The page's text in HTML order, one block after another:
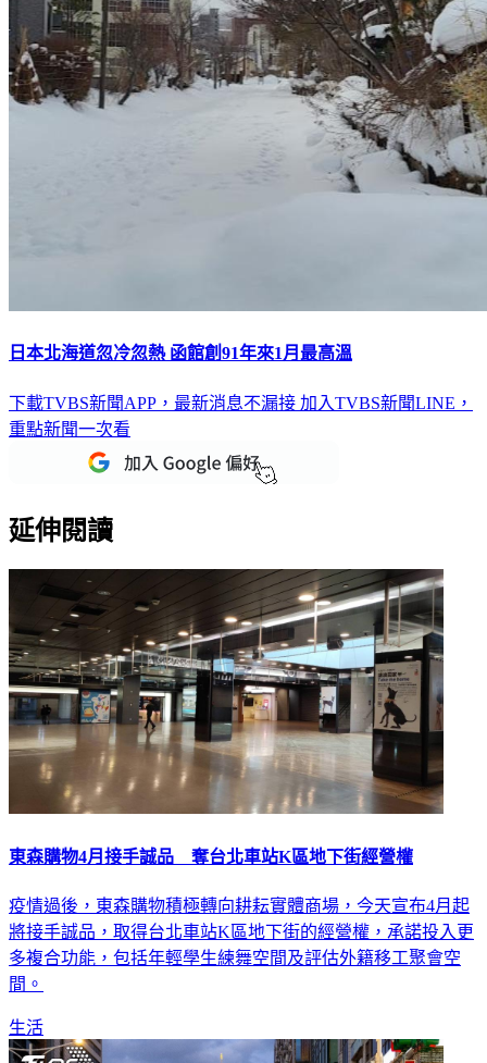
日本北海道忽冷忽熱 函館創91年來1月最高溫
下載TVBS新聞APP，最新消息不漏接 加入TVBS新聞LINE，
重點新聞一次看
延伸閱讀
東森購物4月接手誠品 奪台北車站K區地下街經營權
疫情過後，東森購物積極轉向耕耘實體商場，今天宣布4月起
將接手誠品，取得台北車站K區地下街的經營權，承諾投入更
多複合功能，包括年輕學生練舞空間及評估外籍移工聚會空
間。
生活